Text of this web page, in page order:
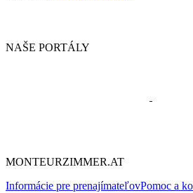
NAŠE PORTÁLY
MONTEURZIMMER.AT
Informácie pre prenajímateľovPomoc a